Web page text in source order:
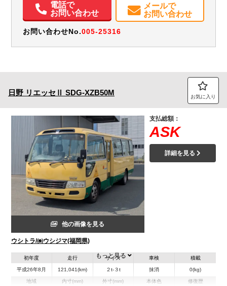
バックモニター電話で
お問い合わせ
メールで
お問い合わせ
お問い合わせNo.005-25316
日野 リエッセⅡ SDG-XZB50M お気に入り
他の画像を見る
ウシトラ/㈱ウシジマ(福岡県)
支払総額：
ASK
詳細を見る
初年度
平成26年8月
走行
121,041(km)
サイズ
２t-３t
車検
抹消
積載
0(kg)
地域 内寸(mm) 外寸(mm) 本体色 修復歴
もっと見る